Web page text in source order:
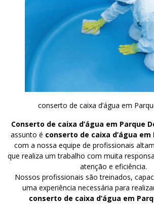
conserto de caixa d’água em
Conserto de caixa d’água em Parque
assunto é conserto de caixa d’água
com a nossa equipe de profissionais
que realiza um trabalho com muita
atenção e eficiência.
Nossos profissionais são treinados,
uma experiência necessária para
conserto de caixa d’água em